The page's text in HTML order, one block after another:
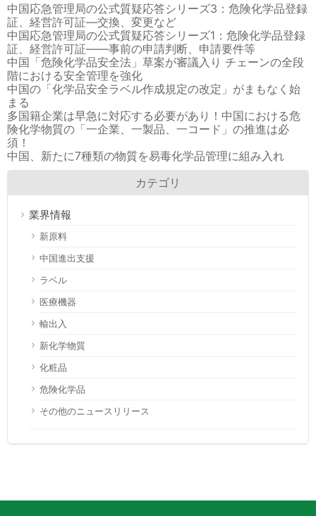
中国応急管理局の公式質疑応答シリーズ3：危険化学品登録
証、経営許可証―交換、変更など
中国応急管理局の公式質疑応答シリーズ1：危険化学品登録
証、経営許可証――事前の申請判断、申請要件等
中国「危険化学品安全法」草案が審議入り チェーンの全段
階における安全管理を強化
中国の「化学品安全ラベル作成規定の改定」がまもなく始
まる
多国籍企業は早急に対応する必要があり！中国における危
険化学物質の「一企業、一製品、一コード」の推進は必
須！
中国、新たに7種類の物質を易毒化学品管理に組み入れ
カテゴリ
業界情報
新原料
中国進出支援
ラベル
医療機器
輸出入
新化学物質
化粧品
危険化学品
その他のニュースリリース